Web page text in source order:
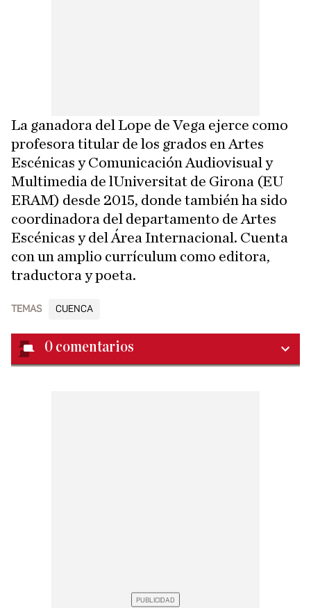
La ganadora del Lope de Vega ejerce como
profesora titular de los grados en Artes
Escénicas y Comunicación Audiovisual y
Multimedia de lUniversitat de Girona (EU
ERAM) desde 2015, donde también ha sido
coordinadora del departamento de Artes
Escénicas y del Área Internacional. Cuenta
con un amplio currículum como editora,
traductora y poeta.
TEMAS CUENCA
0 comentarios